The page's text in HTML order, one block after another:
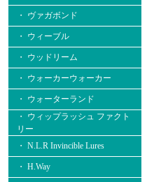
・ ヴァガボンド
・ ウィーブル
・ ウッドリーム
・ ウォーカーウォーカー
・ ウォーターランド
・ ウィップラッシュ ファクト
リー
・ N.L.R Invincible Lures
・ H.Way